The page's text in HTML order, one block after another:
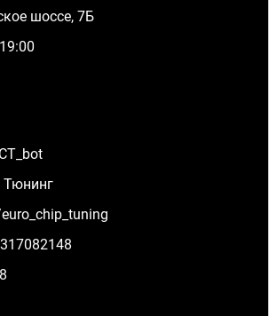
шоссе, 7Б
Тюнинг